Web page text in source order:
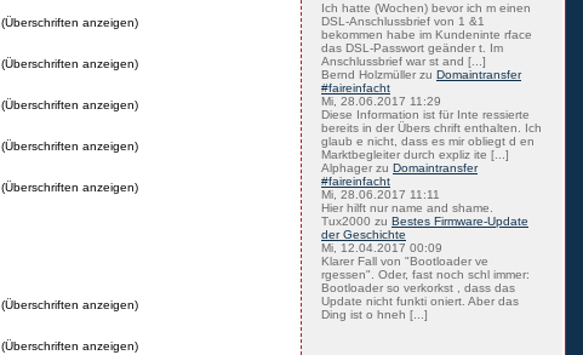
(Überschriften anzeigen)
(Überschriften anzeigen)
(Überschriften anzeigen)
(Überschriften anzeigen)
(Überschriften anzeigen)
(Überschriften anzeigen)
(Überschriften anzeigen)
Ich hatte (Wochen) bevor ich m einen
DSL-Anschlussbrief von 1 &1
bekommen habe im Kundeninte rface
das DSL-Passwort geänder t. Im
Anschlussbrief war st and [...]
Bernd Holzmüller zu Domaintransfer
#faireinfacht
Mi, 28.06.2017 11:29
Diese Information ist für Inte ressierte
bereits in der Übers chrift enthalten. Ich
glaub e nicht, dass es mir obliegt d en
Marktbegleiter durch expliz ite [...]
Alphager zu Domaintransfer
#faireinfacht
Mi, 28.06.2017 11:11
Hier hilft nur name and shame.
Tux2000 zu Bestes Firmware-Update
der Geschichte
Mi, 12.04.2017 00:09
Klarer Fall von "Bootloader ve
rgessen". Oder, fast noch schl immer:
Bootloader so verkorkst , dass das
Update nicht funkti oniert. Aber das
Ding ist o hneh [...]